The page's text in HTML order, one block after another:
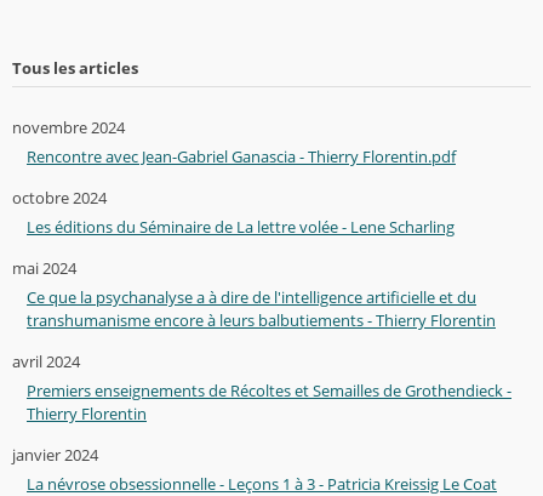
Tous les articles
novembre 2024
Rencontre avec Jean-Gabriel Ganascia - Thierry Florentin.pdf
octobre 2024
Les éditions du Séminaire de La lettre volée - Lene Scharling
mai 2024
Ce que la psychanalyse a à dire de l'intelligence artificielle et du
transhumanisme encore à leurs balbutiements - Thierry Florentin
avril 2024
Premiers enseignements de Récoltes et Semailles de Grothendieck -
Thierry Florentin
janvier 2024
La névrose obsessionnelle - Leçons 1 à 3 - Patricia Kreissig Le Coat